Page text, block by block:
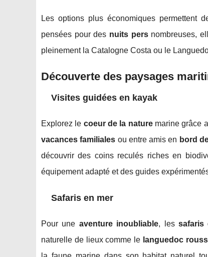
Les options plus économiques permettent
pensées pour des nuits persnombreuses,
pleinement la Catalogne Costa ou le
Découverte des paysages
Visites guidées en kayak
Explorez le coeur de la naturemarine grâce
vacances familiales ou entre amis en bord
découvrir des coins reculés riches en
équipement adapté et des guides
Safaris en mer
Pour une aventure inoubliable, les safaris
naturelle de lieux comme le languedoc